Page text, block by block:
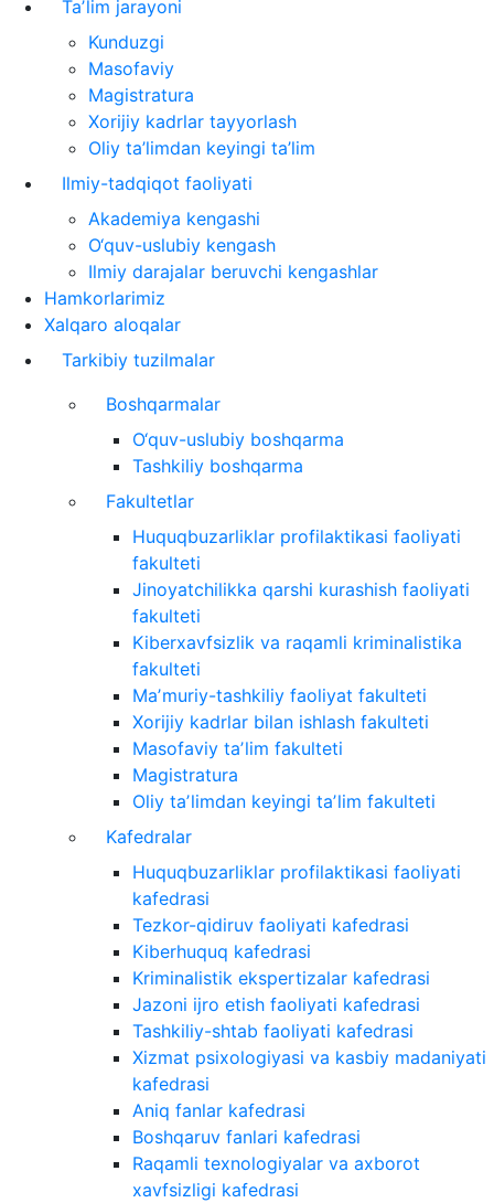
Taʼlim jarayoni
Kunduzgi
Masofaviy
Magistratura
Xorijiy kadrlar tayyorlash
Oliy ta’limdan keyingi ta’lim
Ilmiy-tadqiqot faoliyati
Akademiya kengashi
O‘quv-uslubiy kengash
Ilmiy darajalar beruvchi kengashlar
Hamkorlarimiz
Xalqaro aloqalar
Tarkibiy tuzilmalar
Boshqarmalar
O‘quv-uslubiy boshqarma
Tashkiliy boshqarma
Fakultetlar
Huquqbuzarliklar profilaktikasi faoliyati
fakulteti
Jinoyatchilikka qarshi kurashish faoliyati
fakulteti
Kiberxavfsizlik va raqamli kriminalistika
fakulteti
Maʼmuriy-tashkiliy faoliyat fakulteti
Xorijiy kadrlar bilan ishlash fakulteti
Masofaviy taʼlim fakulteti
Magistratura
Oliy taʼlimdan keyingi taʼlim fakulteti
Kafedralar
Huquqbuzarliklar profilaktikasi faoliyati
kafedrasi
Tezkor-qidiruv faoliyati kafedrasi
Kiberhuquq kafedrasi
Kriminalistik ekspertizalar kafedrasi
Jazoni ijro etish faoliyati kafedrasi
Tashkiliy-shtab faoliyati kafedrasi
Xizmat psixologiyasi va kasbiy madaniyati
kafedrasi
Aniq fanlar kafedrasi
Boshqaruv fanlari kafedrasi
Raqamli texnologiyalar va axborot
xavfsizligi kafedrasi